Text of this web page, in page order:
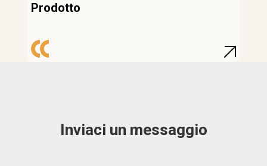
Prodotto
Inviaci un messaggio